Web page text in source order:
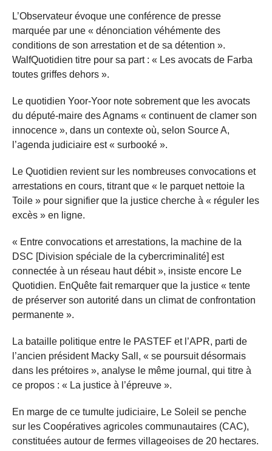
L’Observateur évoque une conférence de presse
marquée par une « dénonciation véhémente des
conditions de son arrestation et de sa détention ».
WalfQuotidien titre pour sa part : « Les avocats de Farba
toutes griffes dehors ».
Le quotidien Yoor-Yoor note sobrement que les avocats
du député-maire des Agnams « continuent de clamer son
innocence », dans un contexte où, selon Source A,
l’agenda judiciaire est « surbooké ».
Le Quotidien revient sur les nombreuses convocations et
arrestations en cours, titrant que « le parquet nettoie la
Toile » pour signifier que la justice cherche à « réguler les
excès » en ligne.
« Entre convocations et arrestations, la machine de la
DSC [Division spéciale de la cybercriminalité] est
connectée à un réseau haut débit », insiste encore Le
Quotidien. EnQuête fait remarquer que la justice « tente
de préserver son autorité dans un climat de confrontation
permanente ».
La bataille politique entre le PASTEF et l’APR, parti de
l’ancien président Macky Sall, « se poursuit désormais
dans les prétoires », analyse le même journal, qui titre à
ce propos : « La justice à l’épreuve ».
En marge de ce tumulte judiciaire, Le Soleil se penche
sur les Coopératives agricoles communautaires (CAC),
constituées autour de fermes villageoises de 20 hectares.